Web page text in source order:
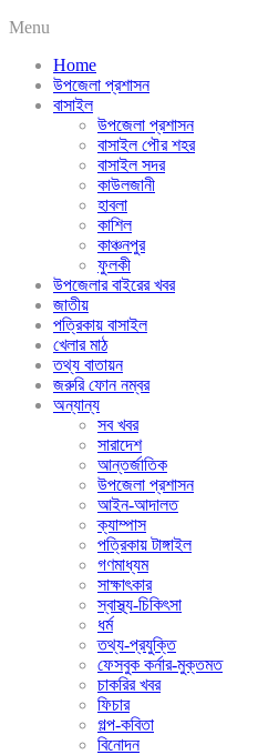
Menu
Home
উপজেলা প্রশাসন
বাসাইল
উপজেলা প্রশাসন
বাসাইল পৌর শহর
বাসাইল সদর
কাউলজানী
হাবলা
কাশিল
কাঞ্চনপুর
ফুলকী
উপজেলার বাইরের খবর
জাতীয়
পত্রিকায় বাসাইল
খেলার মাঠ
তথ্য বাতায়ন
জরুরি ফোন নম্বর
অন্যান্য
সব খবর
সারাদেশ
আন্তর্জাতিক
উপজেলা প্রশাসন
আইন-আদালত
ক্যাম্পাস
পত্রিকায় টাঙ্গাইল
গণমাধ্যম
সাক্ষাৎকার
স্বাস্থ্য-চিকিৎসা
ধর্ম
তথ্য-প্রযুক্তি
ফেসবুক কর্নার-মুক্তমত
চাকরির খবর
ফিচার
গল্প-কবিতা
বিনোদন